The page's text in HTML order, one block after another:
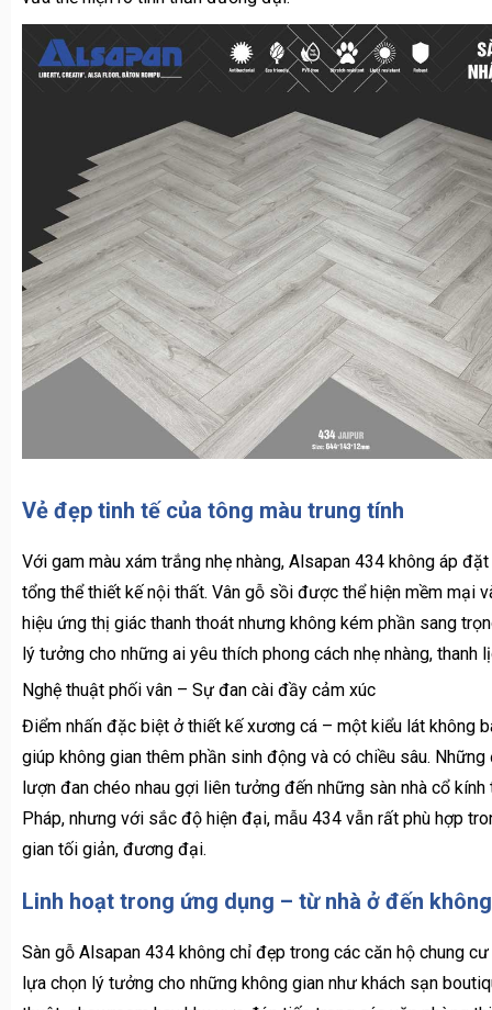
Vẻ đẹp tinh tế của tông màu trung tính
Với gam màu xám trắng nhẹ nhàng, Alsapan 434 không áp
hiệu ứng thị giác thanh thoát nhưng không kém phần sang
lý tưởng cho những ai yêu thích phong cách nhẹ nhàng, thanh
Nghệ thuật phối vân – Sự đan cài đầy cảm xúc
Điểm nhấn đặc biệt ở thiết kế xương cá – một kiểu lát không
giúp không gian thêm phần sinh động và có chiều sâu.
lượn đan chéo nhau gợi liên tưởng đến những sàn nhà cổ
Pháp, nhưng với sắc độ hiện đại, mẫu 434 vẫn rất phù hợp
gian tối giản, đương đại.
Linh hoạt trong ứng dụng – từ nhà ở đến
Sàn gỗ Alsapan 434 không chỉ đẹp trong các căn hộ chung
thuật, showroom hay khu vực đón tiếp trong các văn phòng
xương cá mang đến cảm giác cao cấp, giúp không gian trở
cách tinh tế và trang nhã.